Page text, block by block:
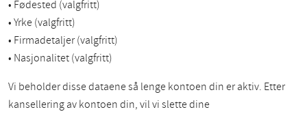
• Fødested (valgfritt)
• Yrke (valgfritt)
• Firmadetaljer (valgfritt)
• Nasjonalitet (valgfritt)
Vi beholder disse dataene så lenge kontoen din er aktiv. Etter
kansellering av kontoen din, vil vi slette dine